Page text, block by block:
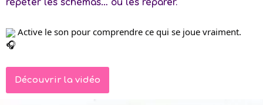
répéter les schémas… ou les réparer.
Active le son pour comprendre ce qui se joue vraiment.
Découvrir la vidéo